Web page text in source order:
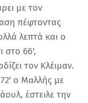
με τον
πέφτοντας
λεπτά και ο
στο 66',
τον Κλέιμαν.
72' ο Μαλλής με
έστειλε την